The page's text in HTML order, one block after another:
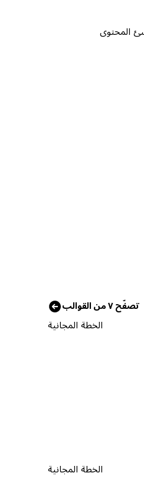
المحتوى
تصفّح ٧ من القوالب
الخطة المجانية
الخطة المجانية